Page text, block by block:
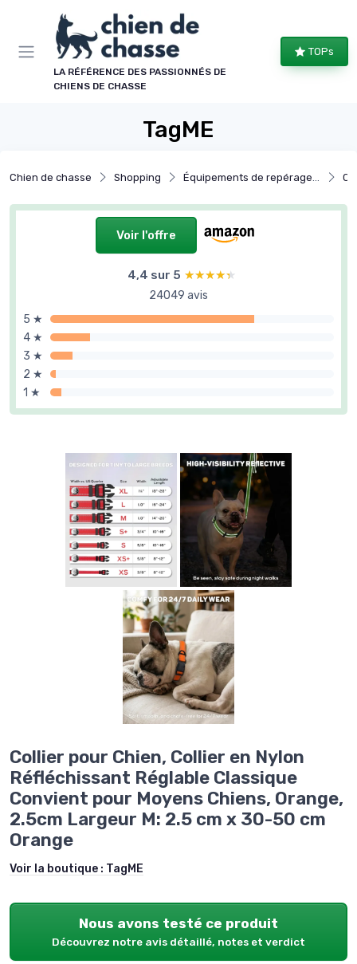
LA RÉFÉRENCE DES PASSIONNÉS DE
CHIENS DE CHASSE
TOPs
TagME
Chien de chasse Shopping Équipements de repérage et de suivi
Voir l'offre
4,4 sur 5 ★★★★★
★★★★★
24049 avis
5 ★
4 ★
3 ★
2 ★
1 ★
Collier pour Chien, Collier en Nylon
Réfléchissant Réglable Classique
Convient pour Moyens Chiens, Orange,
2.5cm Largeur M: 2.5 cm x 30-50 cm
Orange
Voir la boutique : TagME
Nous avons testé ce produit
Découvrez notre avis détaillé, notes et verdict
Panneau de gestion des cookies